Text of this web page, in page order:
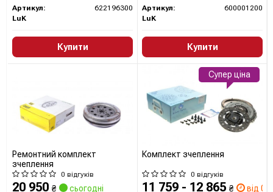
Артикул:
622196300
LuK
Купити
Артикул:
600001200
LuK
Купити
Ремонтний комплект
зчеплення
0 відгуків
20 950 ₴ сьогодні
Комплект зчеплення
0 відгуків
11 759 - 12 865 ₴ від 0
Супер ціна